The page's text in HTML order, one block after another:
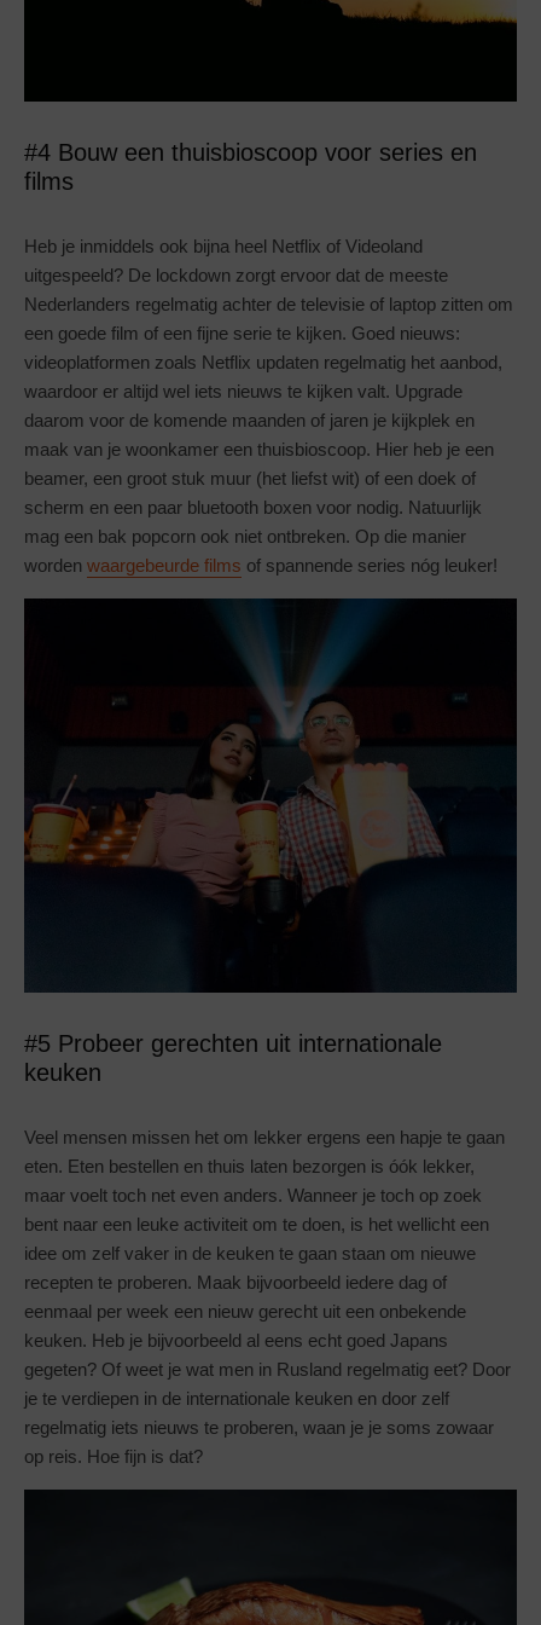
#4 Bouw een thuisbioscoop voor series en
films
Heb je inmiddels ook bijna heel Netflix of Videoland
uitgespeeld? De lockdown zorgt ervoor dat de meeste
Nederlanders regelmatig achter de televisie of laptop zitten om
een goede film of een fijne serie te kijken. Goed nieuws:
videoplatformen zoals Netflix updaten regelmatig het aanbod,
waardoor er altijd wel iets nieuws te kijken valt. Upgrade
daarom voor de komende maanden of jaren je kijkplek en
maak van je woonkamer een thuisbioscoop. Hier heb je een
beamer, een groot stuk muur (het liefst wit) of een doek of
scherm en een paar bluetooth boxen voor nodig. Natuurlijk
mag een bak popcorn ook niet ontbreken. Op die manier
worden waargebeurde films of spannende series nóg leuker!
#5 Probeer gerechten uit internationale
keuken
Veel mensen missen het om lekker ergens een hapje te gaan
eten. Eten bestellen en thuis laten bezorgen is óók lekker,
maar voelt toch net even anders. Wanneer je toch op zoek
bent naar een leuke activiteit om te doen, is het wellicht een
idee om zelf vaker in de keuken te gaan staan om nieuwe
recepten te proberen. Maak bijvoorbeeld iedere dag of
eenmaal per week een nieuw gerecht uit een onbekende
keuken. Heb je bijvoorbeeld al eens echt goed Japans
gegeten? Of weet je wat men in Rusland regelmatig eet? Door
je te verdiepen in de internationale keuken en door zelf
regelmatig iets nieuws te proberen, waan je je soms zowaar
op reis. Hoe fijn is dat?